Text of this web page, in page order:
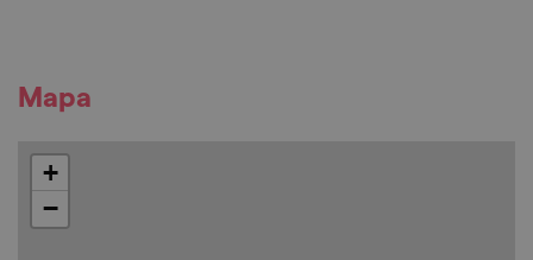
Mapa
+
−